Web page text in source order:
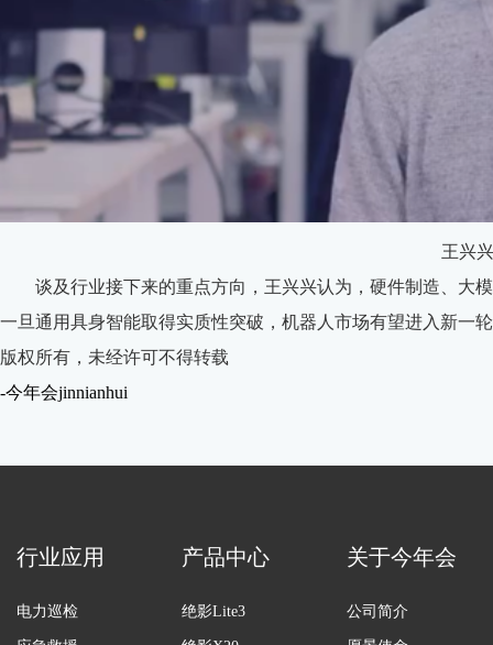
王兴兴
谈及行业接下来的重点方向，王兴兴认为，硬件制造、大
一旦通用具身智能取得实质性突破，机器人市场有望进入新一
版权所有，未经许可不得转载
-今年会jinnianhui
行业应用
电力巡检
产品中心
绝影Lite3
关于今年会
公司简介